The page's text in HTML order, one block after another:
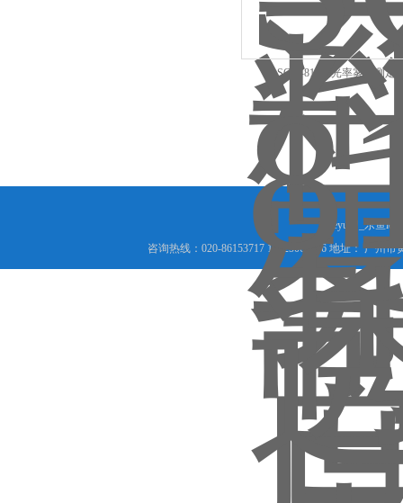
SGW-810透光率雾度测定
leyu网_乐鱼
咨询热线：020-86153717 18825066456 地址： 广州